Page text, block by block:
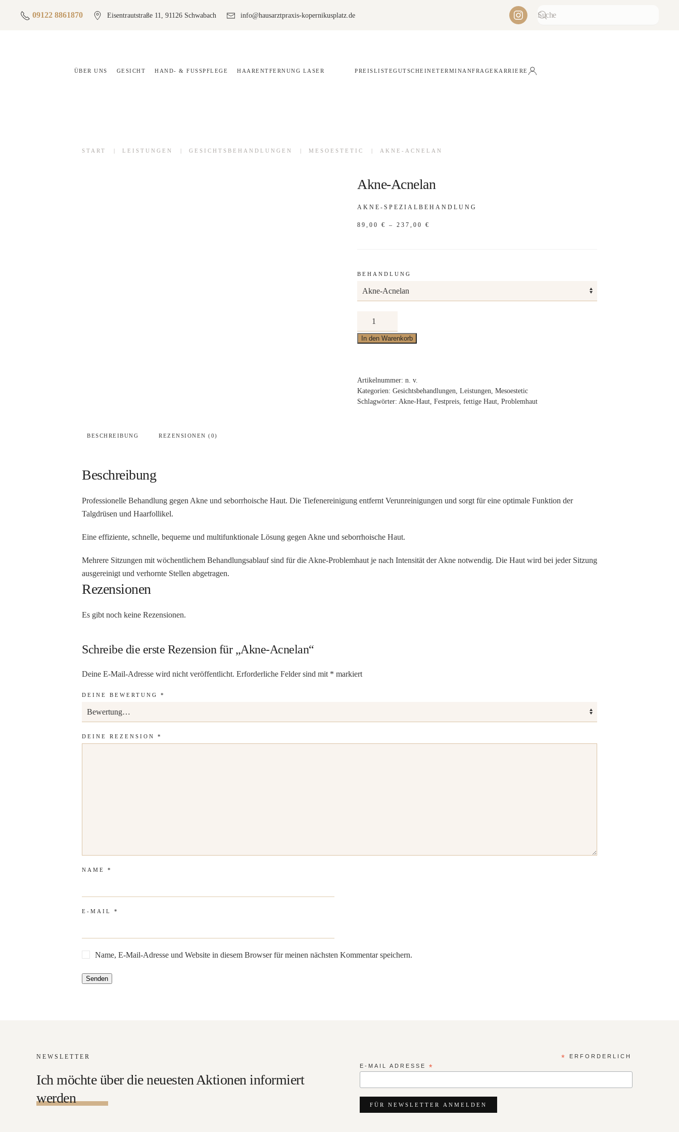
09122 8861870 Eisentrautstraße 11, 91126 Schwabach info@hausarztpraxis-kopernikusplatz.de
ÜBER UNS GESICHT HAND- & FUSSPFLEGE HAARENTFERNUNG LASER PREISLISTEGUTSCHEINETERMINANFRAGEKARRIERE
START LEISTUNGEN GESICHTSBEHANDLUNGEN MESOESTETIC AKNE-ACNELAN
Akne-Acnelan
AKNE-SPEZIALBEHANDLUNG
89,00 € – 237,00 €
BEHANDLUNG
Akne-
Acnelan
Menge
In den Warenkorb
Artikelnummer: n. v.
Kategorien: Gesichtsbehandlungen, Leistungen, Mesoestetic
Schlagwörter: Akne-Haut, Festpreis, fettige Haut, Problemhaut
BESCHREIBUNG REZENSIONEN (0)
Beschreibung
Professionelle Behandlung gegen Akne und seborrhoische Haut. Die Tiefenereinigung entfernt Verunreinigungen und sorgt für eine optimale Funktion der
Talgdrüsen und Haarfollikel.
Eine effiziente, schnelle, bequeme und multifunktionale Lösung gegen Akne und seborrhoische Haut.
Mehrere Sitzungen mit wöchentlichem Behandlungsablauf sind für die Akne-Problemhaut je nach Intensität der Akne notwendig. Die Haut wird bei jeder Sitzung
ausgereinigt und verhornte Stellen abgetragen.
Rezensionen
Es gibt noch keine Rezensionen.
Schreibe die erste Rezension für „Akne-Acnelan“
Deine E-Mail-Adresse wird nicht veröffentlicht. Erforderliche Felder sind mit * markiert
DEINE BEWERTUNG *
DEINE REZENSION *
NAME *
E-MAIL *
Name, E-Mail-Adresse und Website in diesem Browser für meinen nächsten Kommentar speichern.
NEWSLETTER
Ich möchte über die neuesten Aktionen informiert
werden
*
ERFORDERLICH
E-MAIL ADRESSE *